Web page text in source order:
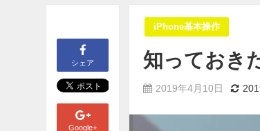
シェア
Google+
iPhone基本操作
知っておき
2019年4月10日